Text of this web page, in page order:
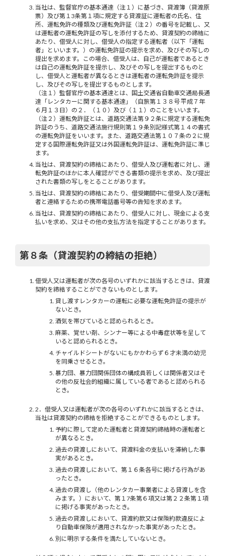
当社は、監督官庁の基本通達（注１）に基づき、貸渡簿（貸渡原
票）及び第１3条第１項に規定する貸渡証に運転者の氏名、住
所、運転免許の種類及び運転免許証（注２）の番号を記載し、又
は運転者の運転免許証の写しを添付するため、貸渡契約の締結に
あたり、借受人に対し、借受人の指定する運転者（以下「運転
者」といいます。）の運転免許証の提示を求め、及びその写しの
提出を求めます。この場合、借受人は、自己が運転者であるとき
は自己の運転免許証を提示し、及びその写しを提出するものと
し、借受人と運転者が異なるときは運転者の運転免許証を提示
し、及びその写しを提出するものとします。
（注１）監督官庁の基本通達とは、国土交通省自動車交通局長通
達「レンタカーに関する基本通達」（自旅第１３８号 平成７年
６月１３日）の２．（１０）及び（１１）のことをいいます。
（注２）運転免許証とは、道路交通法第９２条に規定する運転免
許証のうち、道路交通法施行規則第１９条別記様式第１４の書式
の運転免許証をいいます。また、道路交通法第１０７条の２に規
定する国際運転免許証又は外国運転免許証は、運転免許証に準じ
ます。
当社は、貸渡契約の締結にあたり、借受人及び運転者に対し、運
転免許証のほかに本人確認ができる書類の提示を求め、及び提出
された書類の写しをとることがあります。
当社は、貸渡契約の締結にあたり、借受期間中に借受人及び運転
者と連絡するための携帯電話番号等の告知を求めます。
当社は、貸渡契約の締結にあたり、借受人に対し、現金による支
払いを求め、又はその他の支払方法を指定することがあります。
第８条（貸渡契約の締結の拒絶）
借受人又は運転者が次の各号のいずれかに該当するときは、貸渡
契約を締結することができないものとします。
貸し渡すレンタカーの運転に必要な運転免許証の提示が
ないとき。
酒気を帯びていると認められるとき。
麻薬、覚せい剤、シンナー等による中毒症状等を呈して
いると認められるとき。
チャイルドシートがないにもかかわらず６才未満の幼児
を同乗させるとき。
暴力団、暴力団関係団体の構成員若しくは関係者又はそ
の他の反社会的組織に属している者であると認められる
とき。
2．借受人又は運転者が次の各号のいずれかに該当するときは、
当社は貸渡契約の締結を拒絶することができるものとします。
予約に際して定めた運転者と貸渡契約締結時の運転者と
が異なるとき。
過去の貸渡しにおいて、貸渡料金の支払いを滞納した事
実があるとき。
過去の貸渡しにおいて、第１６条各号に掲げる行為があ
ったとき。
過去の貸渡し（他のレンタカー事業者による貸渡しを含
みます。）において、第１7条第６項又は第２２条第１項
に掲げる事実があったとき。
過去の貸渡しにおいて、貸渡約款又は保険約款違反によ
り自動車保険が適用されなかった事実があったとき。
別に明示する条件を満たしていないとき。